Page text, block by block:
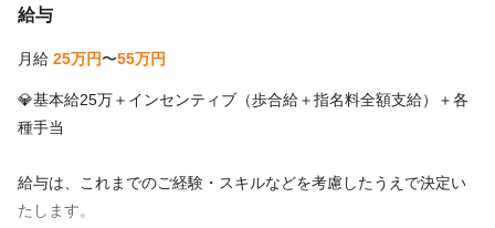
給与
月給 25万円〜55万円
💎基本給25万＋インセンティブ（歩合給＋指名料全額支給）＋各
種手当
給与は、これまでのご経験・スキルなどを考慮したうえで決定い
たします。